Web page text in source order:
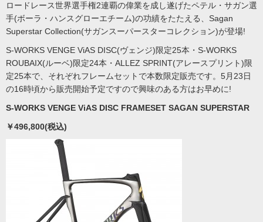
ロードレース世界選手権2連覇の偉業を成し遂げたペテル・サガン選
手(ボーラ・ハンスグローエチーム)の功績をたたえる、Sagan
Superstar Collection(サガンスーパースターコレクション)が登場!
S-WORKS VENGE ViAS DISC(ヴェンジ)限定25本・S-WORKS
ROUBAIX(ルーベ)限定24本・ALLEZ SPRINT(アレースプリント)限
定25本で、それぞれフレームセットで本数限定販売です。5月23日
の16時頃から販売開始予定ですので興味のある方はお早めに!
S-WORKS VENGE ViAS DISC FRAMESET SAGAN SUPERSTAR
￥496,800(税込)